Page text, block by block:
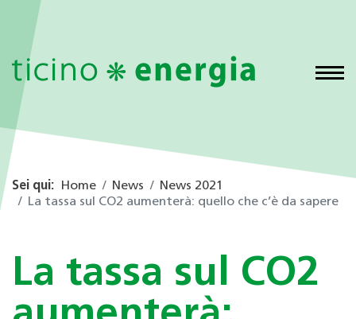
Sei qui: Home News
News 2021
La tassa sul CO2 aumenterà: quello che c’è da sapere
La tassa sul CO2